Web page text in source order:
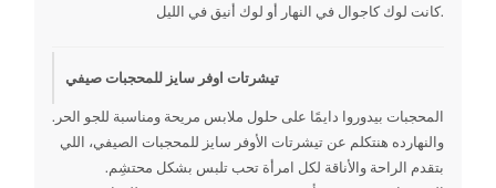
كانت لوك كاجوال في النهار أو لوك أنيق في الليل.
تيشرتات اوفر سايز للمحجبات صيفي
المحجبات بيدوروا دايمًا على حلول ملابس مريحة ومناسبة للجو الحر.
والنهارده هنتكلم عن تيشرتات الأوفر سايز للمحجبات الصيفي، اللي
بتقدم الراحة والأناقة لكل امرأة تحب تلبس بشكل محتشِم.